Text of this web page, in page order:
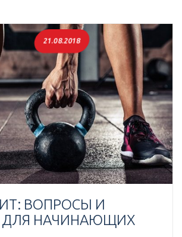
ВОПРОСЫ И
ДЛЯ НАЧИНАЮЩИХ
21.08.2018